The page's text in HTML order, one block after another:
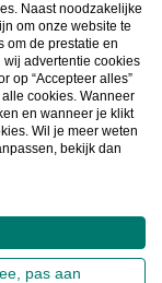
Naast noodzakelijke
om onze website te
om de prestatie en
wij advertentie cookies
op “Accepteer alles”
cookies. Wanneer
en wanneer je klikt
Wil je meer weten
bekijk dan
pas aan